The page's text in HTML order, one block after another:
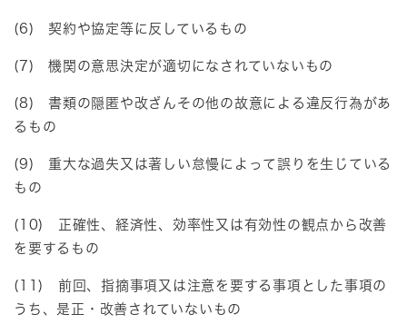
(6) 契約や協定等に反しているもの
(7) 機関の意思決定が適切になされていないもの
(8) 書類の隠匿や改ざんその他の故意による違反行為があ
るもの
(9) 重大な過失又は著しい怠慢によって誤りを生じている
もの
(10) 正確性、経済性、効率性又は有効性の観点から改善
を要するもの
(11) 前回、指摘事項又は注意を要する事項とした事項の
うち、是正・改善されていないもの